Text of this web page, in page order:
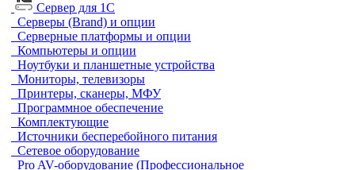
Сервер для 1С
Серверы (Brand) и опции
Серверные платформы и опции
Компьютеры и опции
Ноутбуки и планшетные устройства
Мониторы, телевизоры
Принтеры, сканеры, МФУ
Программное обеспечение
Комплектующие
Источники бесперебойного питания
Сетевое оборудование
Pro AV-оборудование (Профессиональное